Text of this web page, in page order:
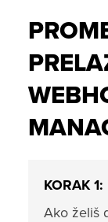
KORAK 1:
Ako želiš